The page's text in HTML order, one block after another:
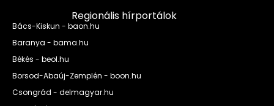
Regionális hírportálok
Bács-Kiskun - baon.hu
Baranya - bama.hu
Békés - beol.hu
Borsod-Abaúj-Zemplén - boon.hu
Csongrád - delmagyar.hu